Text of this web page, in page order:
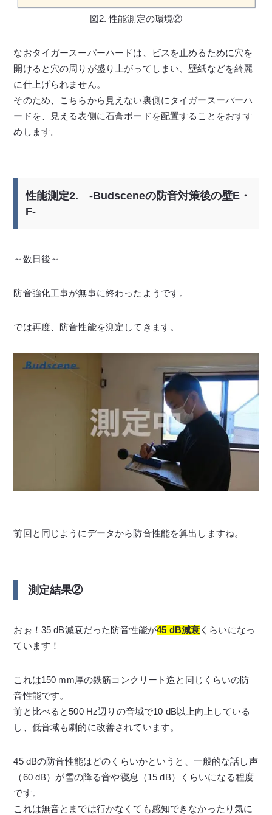
図2. 性能測定の環境②
なおタイガースーパーハードは、ビスを止めるために穴を
開けると穴の周りが盛り上がってしまい、壁紙などを綺麗
に仕上げられません。
そのため、こちらから見えない裏側にタイガースーパーハ
ードを、見える表側に石膏ボードを配置することをおすす
めします。
性能測定2. -Budsceneの防音対策後の壁E・
F-
～数日後～
防音強化工事が無事に終わったようです。
では再度、防音性能を測定してきます。
前回と同じようにデータから防音性能を算出しますね。
測定結果②
おぉ！35 dB減衰だった防音性能が45 dB減衰 くらいになっ
ています！
これは150 mm厚の鉄筋コンクリート造と同じくらいの防
音性能です。
前と比べると500 Hz辺りの音域で10 dB以上向上している
し、低音域も劇的に改善されています。
45 dBの防音性能はどのくらいかというと、一般的な話し声
（60 dB）が雪の降る音や寝息（15 dB）くらいになる程度
です。
これは無音とまでは行かなくても感知できなかったり気に